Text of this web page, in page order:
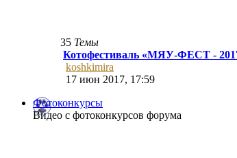
35 Темы
Котофестиваль «МЯУ-ФЕСТ -
koshkimira
17 июн 2017, 17:59
Фотоконкурсы
Видео с фотоконкурсов форума